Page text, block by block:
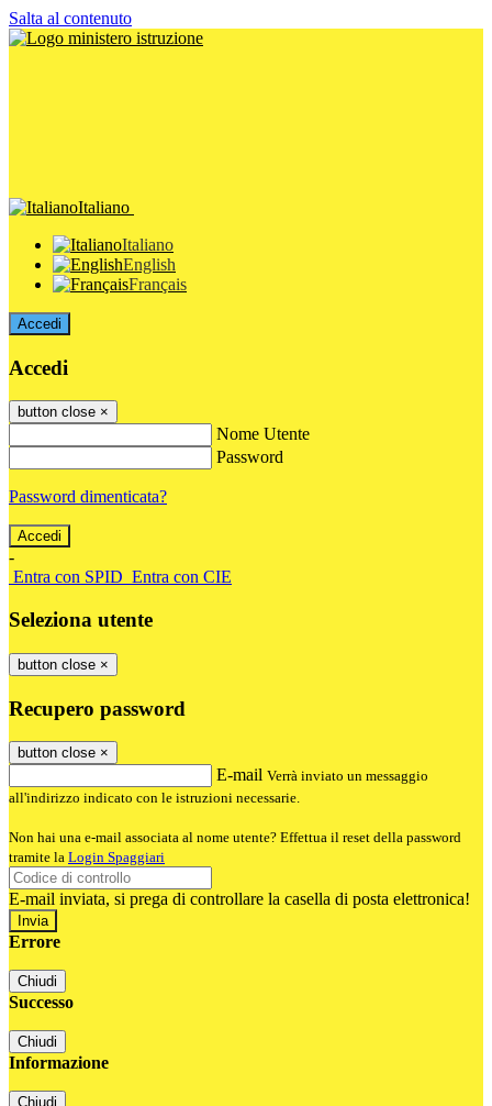
Salta al contenuto
Italiano
Italiano
English
Français
Accedi
Accedi
button close ×
Nome Utente
Password
Password dimenticata?
-
Entra con SPID Entra con CIE
Seleziona utente
button close ×
Recupero password
button close ×
E-mail Verrà inviato un messaggio
all'indirizzo indicato con le istruzioni necessarie.
Non hai una e-mail associata al nome utente? Effettua il reset della password
tramite la Login Spaggiari
E-mail inviata, si prega di controllare la casella di posta elettronica!
Errore
Chiudi
Successo
Chiudi
Informazione
Chiudi